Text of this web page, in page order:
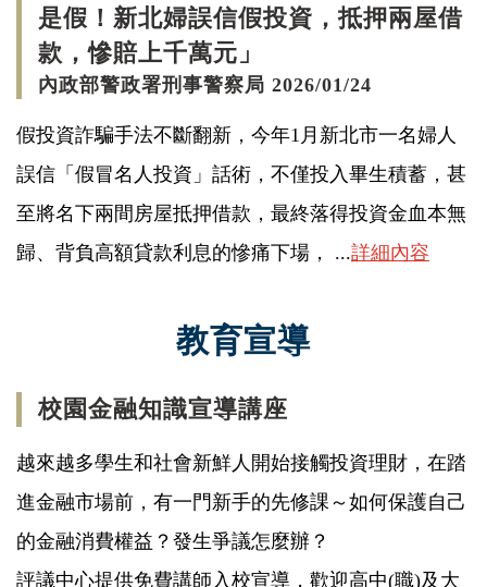
是假！新北婦誤信假投資，抵押兩屋借
款，慘賠上千萬元」
內政部警政署刑事警察局 2026/01/24
假投資詐騙手法不斷翻新，今年1月新北市一名婦人
誤信「假冒名人投資」話術，不僅投入畢生積蓄，甚
至將名下兩間房屋抵押借款，最終落得投資金血本無
歸、背負高額貸款利息的慘痛下場， ...詳細內容
教育宣導
校園金融知識宣導講座
越來越多學生和社會新鮮人開始接觸投資理財，在踏
進金融市場前，有一門新手的先修課～如何保護自己
的金融消費權益？發生爭議怎麼辦？
評議中心提供免費講師入校宣導，歡迎高中(職)及大